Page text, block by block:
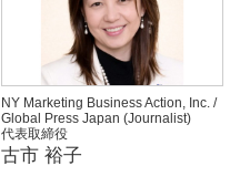
NY Marketing Business Action, Inc. /
Global Press Japan (Journalist)
代表取締役
古市 裕子